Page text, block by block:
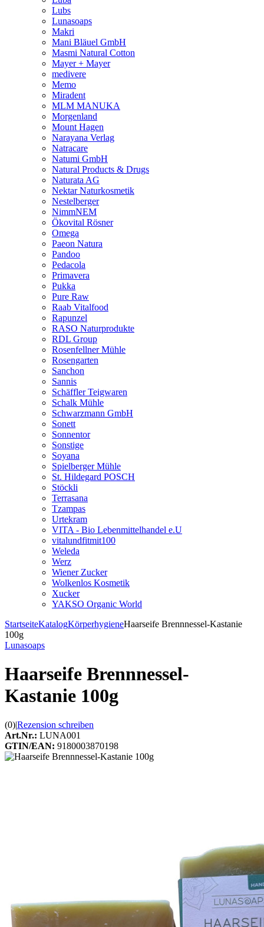
Lubs
Lunasoaps
Makri
Mani Bläuel GmbH
Masmi Natural Cotton
Mayer + Mayer
medivere
Memo
Miradent
MLM MANUKA
Morgenland
Mount Hagen
Narayana Verlag
Natracare
Natumi GmbH
Natural Products & Drugs
Naturata AG
Nektar Naturkosmetik
Nestelberger
NimmNEM
Ökovital Rösner
Omega
Paeon Natura
Pandoo
Pedacola
Primavera
Pukka
Pure Raw
Raab Vitalfood
Rapunzel
RASO Naturprodukte
RDL Group
Rosenfellner Mühle
Rosengarten
Sanchon
Sannis
Schäffler Teigwaren
Schalk Mühle
Schwarzmann GmbH
Sonett
Sonnentor
Sonstige
Soyana
Spielberger Mühle
St. Hildegard POSCH
Stöckli
Terrasana
Tzampas
Urtekram
VITA - Bio Lebenmittelhandel e.U
vitalundfitmit100
Weleda
Werz
Wiener Zucker
Wolkenlos Kosmetik
Xucker
YAKSO Organic World
StartseiteKatalogKörperhygieneHaarseife Brennnessel-Kastanie
100g
Lunasoaps
Haarseife Brennnessel-
Kastanie 100g
(0)|Rezension schreiben
Art.Nr.: LUNA001
GTIN/EAN: 9180003870198